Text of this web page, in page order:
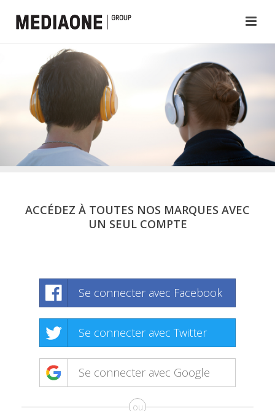
ACCÉDEZ À TOUTES NOS MARQUES AVEC
UN SEUL COMPTE
Se connecter avec Facebook
Se connecter avec Twitter
Se connecter avec Google
ou